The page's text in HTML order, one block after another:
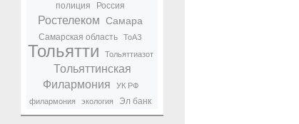
полиция Россия
Ростелеком Самара
Самарская область ТоАЗ
Тольятти Тольяттиазот
Тольяттинская
Филармония
УК РФ
филармония
экология Эл банк